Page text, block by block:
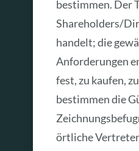
bestimmen. Der
Shareholders/
handelt; die
Anforderungen
fest, zu kaufen,
bestimmen die
örtliche